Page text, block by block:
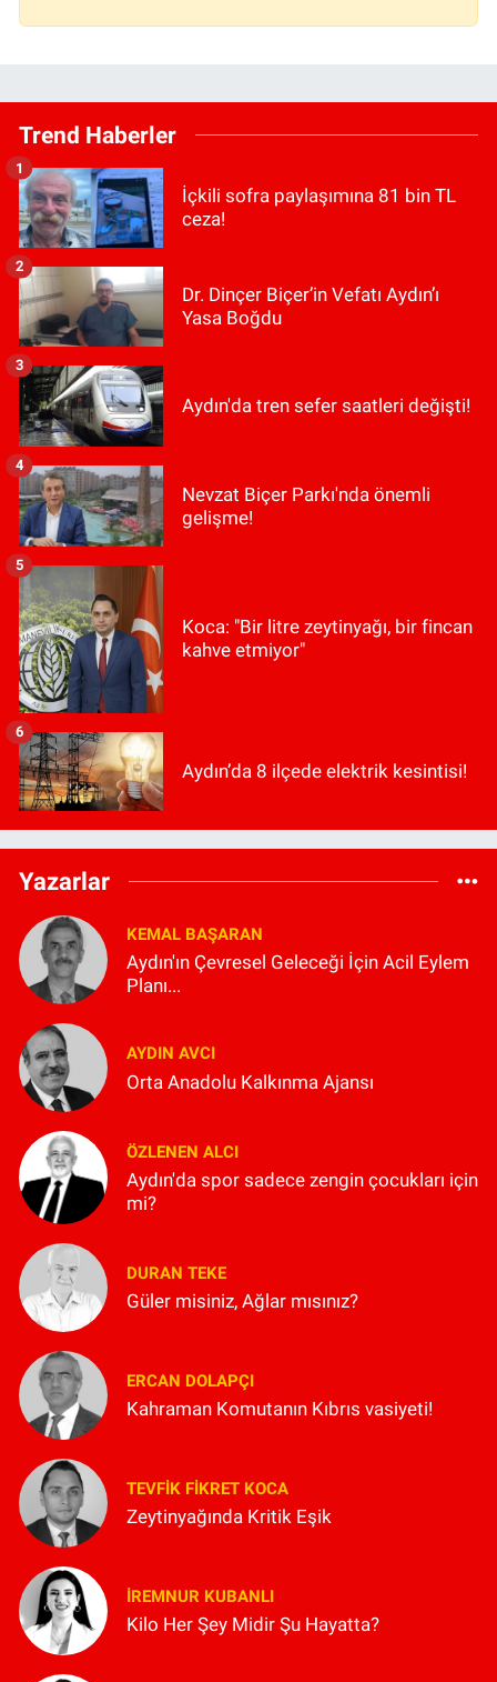
Trend Haberler
İçkili sofra paylaşımına 81 bin TL
ceza!
1
Dr. Dinçer Biçer’in Vefatı Aydın’ı
Yasa Boğdu
2
Aydın'da tren sefer saatleri değişti!
3
Nevzat Biçer Parkı'nda önemli
gelişme!
4
Koca: "Bir litre zeytinyağı, bir fincan
kahve etmiyor"
5
Aydın’da 8 ilçede elektrik kesintisi!
6
Yazarlar
KEMAL BAŞARAN
Aydın'ın Çevresel Geleceği İçin Acil Eylem
Planı...
AYDIN AVCI
Orta Anadolu Kalkınma Ajansı
ÖZLENEN ALCI
Aydın'da spor sadece zengin çocukları için
mi?
DURAN TEKE
Güler misiniz, Ağlar mısınız?
ERCAN DOLAPÇI
Kahraman Komutanın Kıbrıs vasiyeti!
TEVFIK FIKRET KOCA
Zeytinyağında Kritik Eşik
İREMNUR KUBANLI
Kilo Her Şey Midir Şu Hayatta?